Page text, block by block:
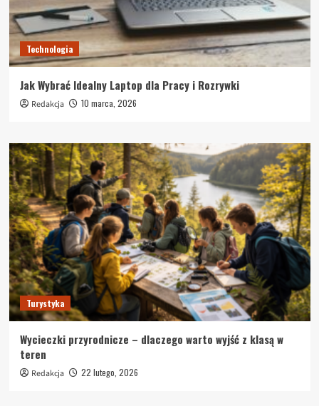
Technologia
Jak Wybrać Idealny Laptop dla Pracy i Rozrywki
Redakcja 10 marca, 2026
Turystyka
Wycieczki przyrodnicze – dlaczego warto wyjść z klasą w
teren
Redakcja 22 lutego, 2026